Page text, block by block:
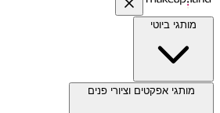
מותגי ביוטי
מותגי אפקטים וציורי פנים